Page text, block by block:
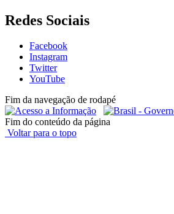
Redes Sociais
Facebook
Instagram
Twitter
YouTube
Fim da navegação de rodapé
Fim do conteúdo da página
Voltar para o topo